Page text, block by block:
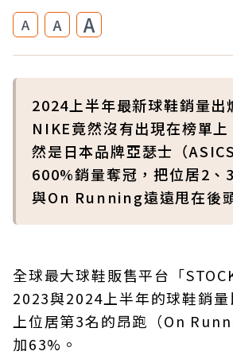
A A A
2024上半年最新球鞋銷量出
NIKE竟然沒有出現在榜單上
然是日本品牌亞瑟士（
600%銷量奪冠，把位居2、
與On Running遠遠甩在後
全球最大球鞋販售平台「
2023與2024上半年的球鞋銷量
上位居第3名的昂跑（On
加63%。